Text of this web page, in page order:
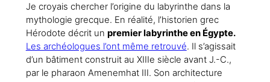
Je croyais chercher l’origine du labyrinthe dans la
mythologie grecque. En réalité, l’historien grec
Hérodote décrit un premier labyrinthe en Égypte.
Les archéologues l’ont même retrouvé. Il s’agissait
d’un bâtiment construit au XIIIe siècle avant J.-C.,
par le pharaon Amenemhat III. Son architecture